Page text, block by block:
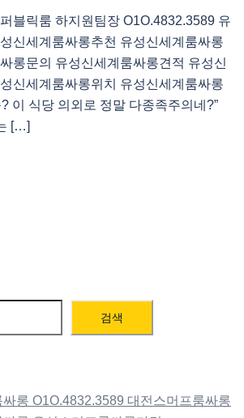
블릭룸 하지원팀장 O1O.4832.3589 유
신세계룸싸롱추천 유성신세계룸싸롱
롱문의 유성신세계룸싸롱견적 유성신
신세계룸싸롱위치 유성신세계룸싸롱
이 식당 의외로 정말 다종족주의네?”
[…]
검색
롱 O1O.4832.3589 대전스머프룸싸롱